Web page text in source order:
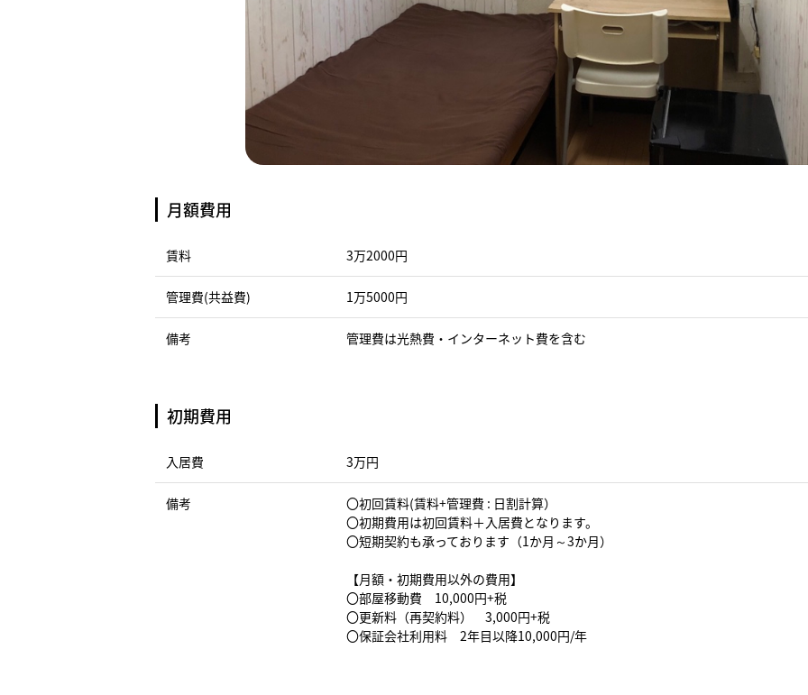
月額費用
賃料 3万2000円
管理費(共益費) 1万5000円
備考 管理費は光熱費・インターネット費を含む
初期費用
入居費 3万円
備考
〇初回賃料(賃料+管理費 : 日割計算）
〇初期費用は初回賃料＋入居費となります。
〇短期契約も承っております（1か月～3か月）
【月額・初期費用以外の費用】
〇部屋移動費 10,000円+税
〇更新料（再契約料） 3,000円+税
〇保証会社利用料 2年目以降10,000円/年